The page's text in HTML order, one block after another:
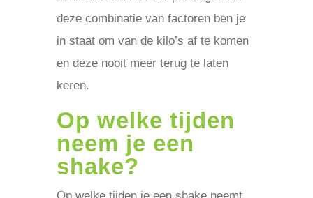
deze combinatie van factoren ben je
in staat om van de kilo’s af te komen
en deze nooit meer terug te laten
keren.
Op welke tijden
neem je een
shake?